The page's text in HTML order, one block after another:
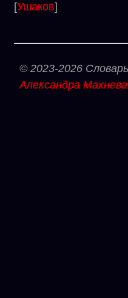
[Ушаков]
© 2023-2026
Александра Махнева